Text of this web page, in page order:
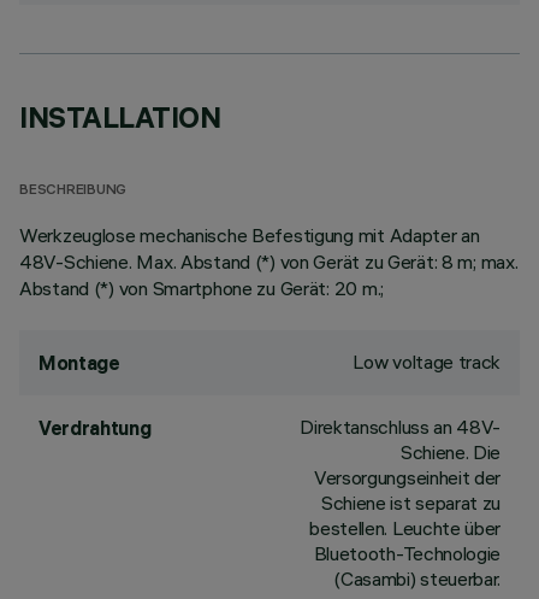
INSTALLATION
BESCHREIBUNG
Werkzeuglose mechanische Befestigung mit Adapter an
48V-Schiene. Max. Abstand (*) von Gerät zu Gerät: 8 m; max.
Abstand (*) von Smartphone zu Gerät: 20 m.;
Montage Low voltage track
Verdrahtung
Direktanschluss an 48V-
Schiene. Die
Versorgungseinheit der
Schiene ist separat zu
bestellen. Leuchte über
Bluetooth-Technologie
(Casambi) steuerbar.